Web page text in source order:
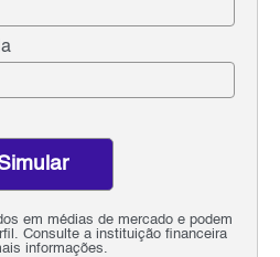
em médias de mercado e podem
Consulte a instituição financeira
informações.